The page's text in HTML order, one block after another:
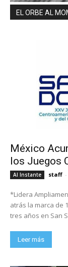
EL ORBE AL
México
los Juegos
Al Instante staff -
*Lidera Ampliamente el
atrás la marca de
tres años en San
Leer más